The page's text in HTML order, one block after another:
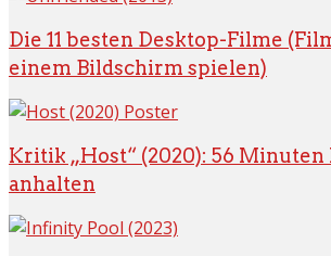
Die 11 besten Desktop-Filme
einem Bildschirm spielen)
Kritik „Host“ (2020): 56
anhalten